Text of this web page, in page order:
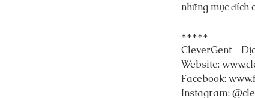
những mục đích
*****
CleverGent -
Website:
Facebook:
Instagram: